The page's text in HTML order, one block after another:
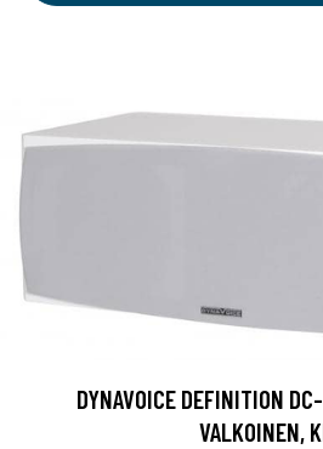
DYNAVOICE DEFINITION
VALKOINEN,